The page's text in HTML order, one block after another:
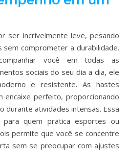
ser incrivelmente leve, pesando
sem comprometer a durabilidade.
você em todas as
sociais do seu dia a dia, ele
e resistente. As hastes
encaixe perfeito, proporcionando
durante atividades intensas. Essa
para quem pratica esportes ou
permite que você se concentre
sem se preocupar com ajustes